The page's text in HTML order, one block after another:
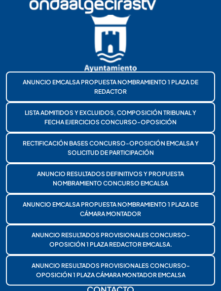
ANUNCIO EMCALSA PROPUESTA NOMBRAMIENTO 1 PLAZA DE
REDACTOR
LISTA ADMITIDOS Y EXCLUIDOS, COMPOSICIÓN TRIBUNAL Y
FECHA EJERCICIOS CONCURSO-OPOSICIÓN
RECTIFICACIÓN BASES CONCURSO-OPOSICIÓN EMCALSA Y
SOLICITUD DE PARTICIPACIÓN
ANUNCIO RESULTADOS DEFINITIVOS Y PROPUESTA
NOMBRAMIENTO CONCURSO EMCALSA
ANUNCIO EMCALSA PROPUESTA NOMBRAMIENTO 1 PLAZA DE
CÁMARA MONTADOR
ANUNCIO RESULTADOS PROVISIONALES CONCURSO-
OPOSICIÓN 1 PLAZA REDACTOR EMCALSA.
ANUNCIO RESULTADOS PROVISIONALES CONCURSO-
OPOSICIÓN 1 PLAZA CÁMARA MONTADOR EMCALSA